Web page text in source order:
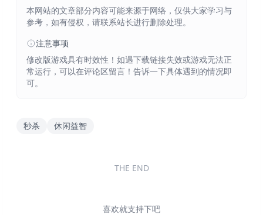
本网站的文章部分内容可能来源于网络，仅供大家学习与
参考，如有侵权，请联系站长进行删除处理。
注意事项
修改版游戏具有时效性！如遇下载链接失效或游戏无法正
常运行，可以在评论区留言！告诉一下具体遇到的情况即
可。
秒杀 休闲益智
THE END
喜欢就支持下吧